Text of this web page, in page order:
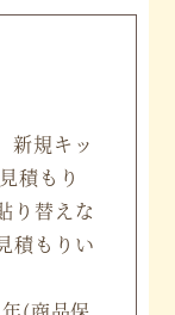
新規キッ
積もり
り替えな
積もりい